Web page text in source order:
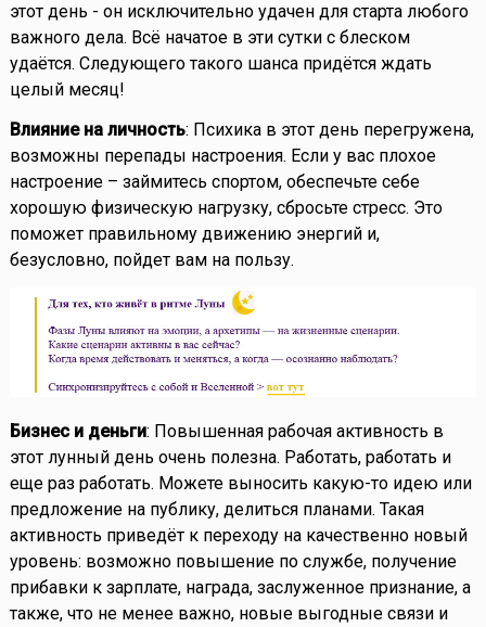
этот день - он исключительно удачен для старта любого
важного дела. Всё начатое в эти сутки с блеском
удаётся. Следующего такого шанса придётся ждать
целый месяц!
Влияние на личность: Психика в этот день перегружена,
возможны перепады настроения. Если у вас плохое
настроение – займитесь спортом, обеспечьте себе
хорошую физическую нагрузку, сбросьте стресс. Это
поможет правильному движению энергий и,
безусловно, пойдет вам на пользу.
Бизнес и деньги: Повышенная рабочая активность в
этот лунный день очень полезна. Работать, работать и
еще раз работать. Можете выносить какую-то идею или
предложение на публику, делиться планами. Такая
активность приведёт к переходу на качественно новый
уровень: возможно повышение по службе, получение
прибавки к зарплате, награда, заслуженное признание, а
также, что не менее важно, новые выгодные связи и